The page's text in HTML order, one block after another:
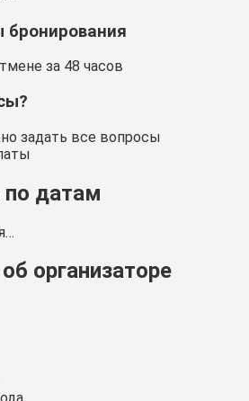
за 48 часов
задать все вопросы
по датам
организаторе